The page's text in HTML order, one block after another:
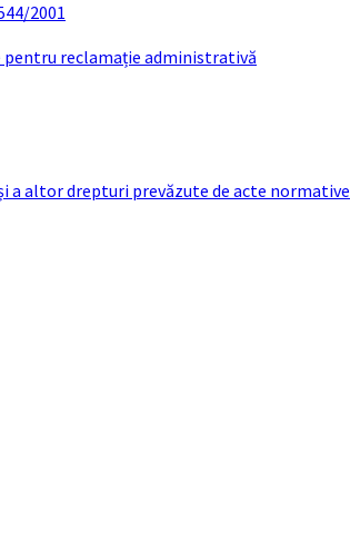
2001
reclamație administrativă
altor drepturi prevăzute de acte normative